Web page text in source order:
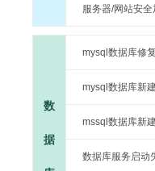
服务器/网站安
数
据
mysql数据库修
mysql数据库新
mssql数据库新
数据库服务启动